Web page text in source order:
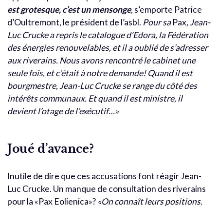
est grotesque, c’est un mensonge, s’emporte Patrice
d’Oultremont, le président de l’asbl. Pour saPax, Jean-
Luc Crucke a repris le catalogue d’Edora, la Fédération
des énergies renouvelables, et il a oublié de s’adresser
aux riverains. Nous avons rencontré le cabinet une
seule fois, et c’était à notre demande! Quand il est
bourgmestre, Jean-Luc Crucke se range du côté des
intérêts communaux. Et quand il est ministre, il
devient l’otage de l’exécutif…»
Joué d’avance?
Inutile de dire que ces accusations font réagir Jean-
Luc Crucke. Un manque de consultation des riverains
pour la «Pax Eolienica»? «On connaît leurs positions.